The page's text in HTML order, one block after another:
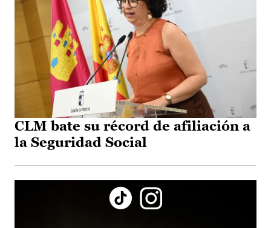
CLM bate su récord de afiliación a
la Seguridad Social